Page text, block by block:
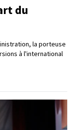
du
la porteuse
à l'international